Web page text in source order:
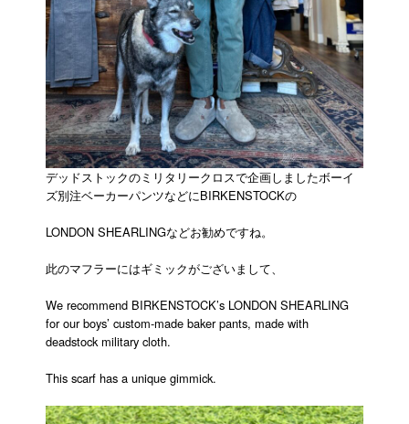
デッドストックのミリタリークロスで企画しましたボーイ
ズ別注ベーカーパンツなどにBIRKENSTOCKの
LONDON SHEARLINGなどお勧めですね。
此のマフラーにはギミックがございまして、
We recommend BIRKENSTOCK’s LONDON SHEARLING
for our boys’ custom-made baker pants, made with
deadstock military cloth.
This scarf has a unique gimmick.